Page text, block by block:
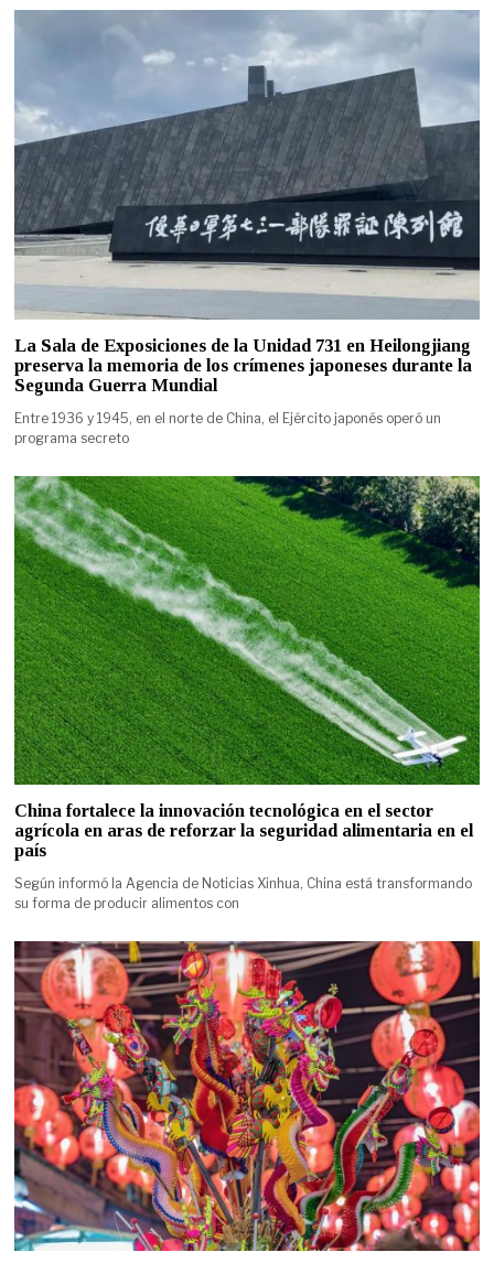
La Sala de Exposiciones de la Unidad 731 en Heilongjiang
preserva la memoria de los crímenes japoneses durante la
Segunda Guerra Mundial
Entre 1936 y 1945, en el norte de China, el Ejército japonés operó un
programa secreto
China fortalece la innovación tecnológica en el sector
agrícola en aras de reforzar la seguridad alimentaria en el
país
Según informó la Agencia de Noticias Xinhua, China está transformando
su forma de producir alimentos con